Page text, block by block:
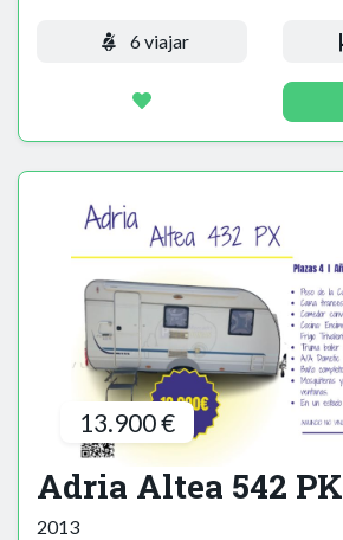
6 viajar
13.900 €
Adria Altea 542 PK
2013